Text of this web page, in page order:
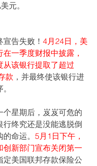
元。
告失败！ 4月24日，美
一季度财报中披露，
从该银行提取了超过
款 ，并最终使该银行进
个星期后，岌岌可危的
行终究还是没能逃脱倒
命运。 5月1日下午，
创新部门宣布关闭第一
定美国联邦存款保险公